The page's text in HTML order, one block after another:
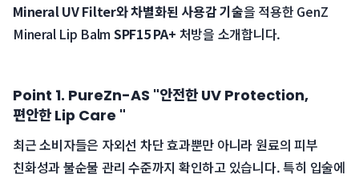
Mineral UV Filter와 차별화된 사용감 기술을 적용한 GenZ
Mineral Lip Balm SPF15 PA+ 처방을 소개합니다.
Point 1. PureZn-AS "안전한 UV Protection,
편안한 Lip Care "
최근 소비자들은 자외선 차단 효과뿐만 아니라 원료의 피부
친화성과 불순물 관리 수준까지 확인하고 있습니다. 특히 입술에